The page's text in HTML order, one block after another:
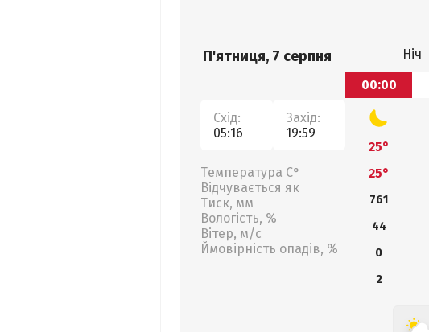
П'ятниця, 7 серпня
Схід:
05:16
Захід:
19:59
Температура С°
Відчувається як
Тиск, мм
Вологість, %
Вітер, м/с
Ймовірність опадів, %
Ніч
00:00
25°
25°
761
44
0
2